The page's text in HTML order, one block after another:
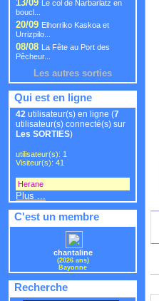
13/09 Le col de Narbarlatz en
boucl...
20/09 Elhorriko Kaskoa et
Urrizpilo...
08/08 La Fête au Port des
Pêcheur...
Les autres sorties
Qui est en ligne
42 utilisateur(s) en ligne (7
utilisateur(s) connecté(s) sur
Les SORTIES)
utilisateur(s): 1
Visiteur(s): 41
Herane
Plus ...
C'est un membre
chantaline
(2026 ans)
Bayonne
Recherche